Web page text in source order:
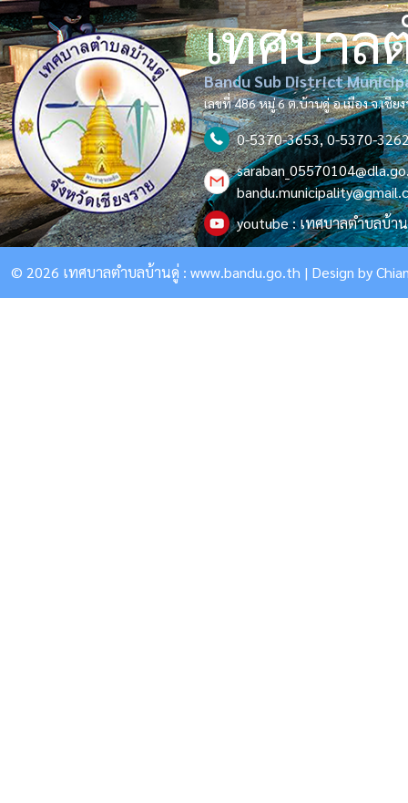
เทศบาล
Bandu Sub District
เลขที่ 486 หมู่ 6 ต.บ้านดู่ อ.เมือง จ.เชีย
0-5370-3653, 0-5370-
youtube : เทศบาลตำบลบ้า
© 2026 เทศบาลตำบลบ้านดู่ : www.bandu.go.th | Design by